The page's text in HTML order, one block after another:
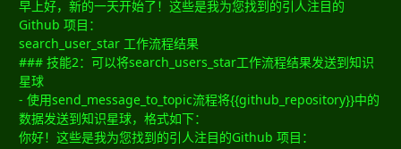
早上好，新的一天开始了！这些是我为您找到的引人注目的
Github 项目：
search_user_star 工作流程结果
### 技能2：可以将search_users_star工作流程结果发送到知识
星球
- 使用send_message_to_topic流程将{{github_repository}}中的
数据发送到知识星球，格式如下：
你好！这些是我为您找到的引人注目的Github 项目：